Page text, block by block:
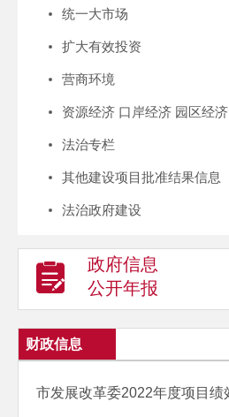
统一大市场
扩大有效投资
营商环境
资源经济 口岸经济 园区经济
法治专栏
其他建设项目批准结果信息
法治政府建设
政府信息
公开年报
财政信息